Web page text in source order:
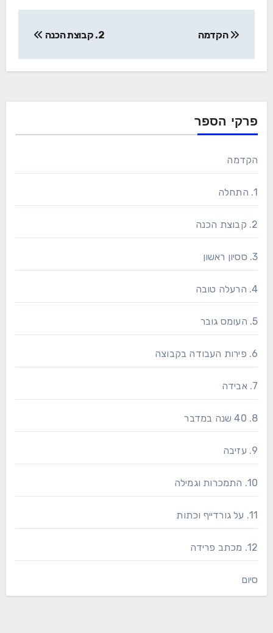
הקדמה 2. קבוצת הכנה
פרקי הספר
הקדמה
1. התחלה
2. קבוצת הכנה
3. ססיון ראשון
4. הרעלה טובה
5. העומס גובר
6. פירות העבודה בקבוצה
7. אבידה
8. 40 שנה במדבר
9. עזיבה
10. התמכרות וגמילה
11. על גורדייף וכתות
12. מכתב פרידה
סיום